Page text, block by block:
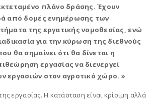
πλάνο δράσης. Έχουν
από δομές ενημέρωσης των
της εργατικής νομοθεσίας, ενώ
για την κύρωση της διεθνούς
θα σημαίνει ότι θα δίνεται η
εργασίας να διενεργεί
εργασιών στον αγροτικό χώρο. »
εργασίας. Η κατάσταση είναι κρίσιμη αλλά